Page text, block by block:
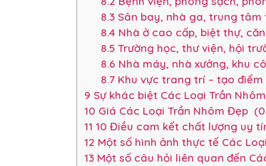
8.3Sân bay, nhà ga, trung tâm
8.4 Nhà ở cao cấp, biệt thự,
8.5Trường học, thư viện, hội
8.6 Nhà máy, nhà xưởng, khu
8.7Khu vực trang trí – tạo điểm
9 Sự khác biệt Các Loại Trần
10 Giá Các Loại Trần Nhôm Đẹp
11 10 Điều cam kết chất lượng uy
12 Một số hình ảnh thực tế Các
13 Một số câu hỏi liên quan đến